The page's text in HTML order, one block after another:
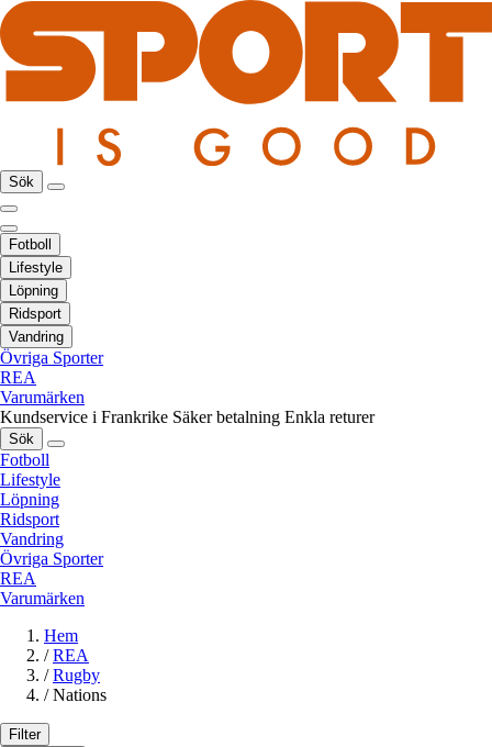
Sök
Fotboll
Lifestyle
Löpning
Ridsport
Vandring
Övriga Sporter
REA
Varumärken
Kundservice i Frankrike Säker betalning Enkla returer
Sök
Fotboll
Lifestyle
Löpning
Ridsport
Vandring
Övriga Sporter
REA
Varumärken
Hem
/ REA
/ Rugby
/ Nations
Filter